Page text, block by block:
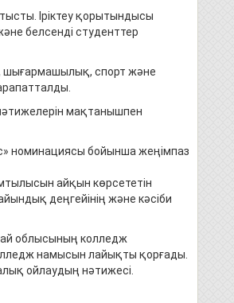
Іріктеу қорытындысы
белсенді студенттер
шығармашылық, спорт және
мақтанышпен
номинациясы бойынша жеңімпаз
айқын көрсететін
деңгейінің және кәсіби
облысының колледж
намысын лайықты қорғады.
ойлаудың нәтижесі.